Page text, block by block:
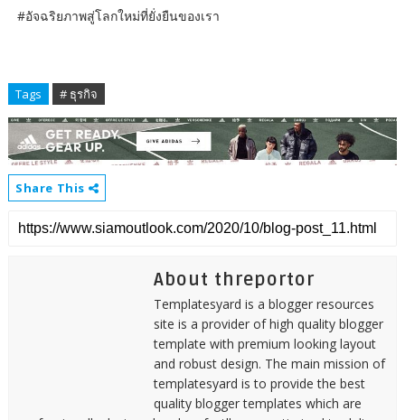
#อัจฉริยภาพสู่โลกใหม่ที่ยั่งยืนของเรา
Tags # ธุรกิจ
Share This
About threportor
Templatesyard is a blogger resources
site is a provider of high quality blogger
template with premium looking layout
and robust design. The main mission of
templatesyard is to provide the best
quality blogger templates which are